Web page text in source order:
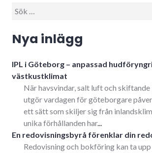
Sök
Nya inlägg
IPL i Göteborg – anpassad
västkustklimat
När havsvindar, salt luft och
utgör vardagen för göteborgare
ett sätt som skiljer sig från
unika förhållanden har...
En redovisningsbyrå förenklar din
Redovisning och bokföring kan ta